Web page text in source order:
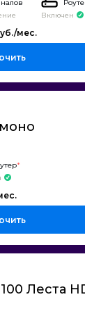
Включен
*
Леста